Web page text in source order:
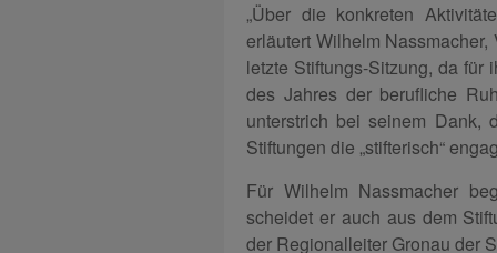
„Über die konkreten
erläutert Wilhelm
letzte Stiftungs-Sitzung, da für
des Jahres der berufliche
unterstrich bei seinem Dank,
Stiftungen die „stifterisch“
Für Wilhelm Nassmacher
scheidet er auch aus dem
der Regionalleiter Gronau der